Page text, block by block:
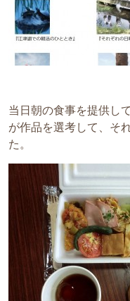
当日朝の食事を提供し
が作品を選考して、そ
た。